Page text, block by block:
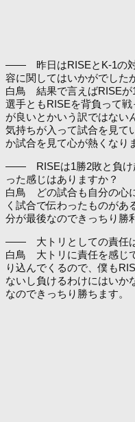
―― 昨日はRISEとK-1の対
容に関してはいかがでした
白鳥 結果で言えばRISEが
選手ともRISEを背負って
が良いとかいう訳ではない
気持ちが入って試合を見て
か試合を見て心が熱くなり
―― RISEは1勝2敗と負け
った感じはありますか？
白鳥 どの試合も自分の心
く試合で伝わったものがあ
分が最後なのできっちり勝
―― 大トリとしての責任は
白鳥 大トリに責任を感じ
り込んでくるので、僕も
ないし負けるわけにはいか
なのできっちり勝ちます。